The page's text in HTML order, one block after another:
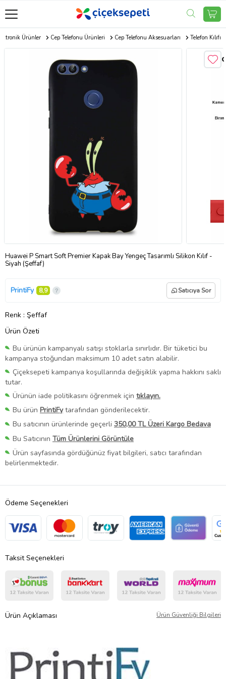
Ürünler Cep Telefonu Ürünleri Cep Telefonu Aksesuarları Telefon Kılıfı
Huawei P Smart Soft Premier Kapak Bay Yengeç Tasarımlı Silikon Kılıf -
Siyah (Şeffaf)
PrintiFy 8,9 Satıcıya Sor
Renk : Şeffaf
Ürün Özeti
Bu ürünün kampanyalı satışı stoklarla sınırlıdır. Bir tüketici bu
kampanya stoğundan maksimum 10 adet satın alabilir.
Çiçeksepeti kampanya koşullarında değişiklik yapma hakkını saklı
tutar.
Ürünün iade politikasını öğrenmek için tıklayın.
Bu ürün PrintiFytarafından gönderilecektir.
Bu satıcının ürünlerinde geçerli 350,00 TL Üzeri Kargo Bedava
Bu Satıcının Tüm Ürünlerini Görüntüle
Ürün sayfasında gördüğünüz fiyat bilgileri, satıcı tarafından
belirlenmektedir.
Ödeme Seçenekleri
Taksit Seçenekleri
Ürün Açıklaması Ürün Güvenliği Bilgileri